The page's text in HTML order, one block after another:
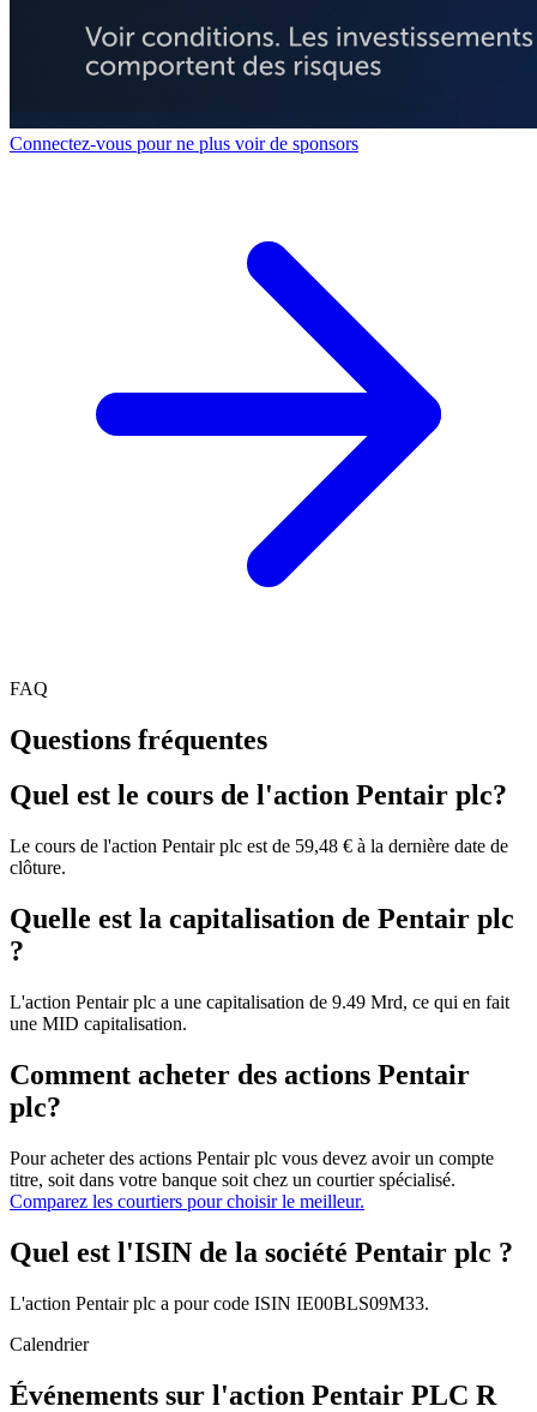
Connectez-vous pour ne plus voir de sponsors
FAQ
Questions fréquentes
Quel est le cours de l'action Pentair plc?
Le cours de l'action Pentair plc est de 59,48 € à la dernière date de
clôture.
Quelle est la capitalisation de Pentair plc
?
L'action Pentair plc a une capitalisation de 9.49 Mrd, ce qui en fait
une MID capitalisation.
Comment acheter des actions Pentair
plc?
Pour acheter des actions Pentair plc vous devez avoir un compte
titre, soit dans votre banque soit chez un courtier spécialisé.
Comparez les courtiers pour choisir le meilleur.
Quel est l'ISIN de la société Pentair plc ?
L'action Pentair plc a pour code ISIN IE00BLS09M33.
Calendrier
Événements sur l'action Pentair PLC R